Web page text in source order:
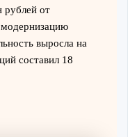
рублей от
выросла на
составил 18